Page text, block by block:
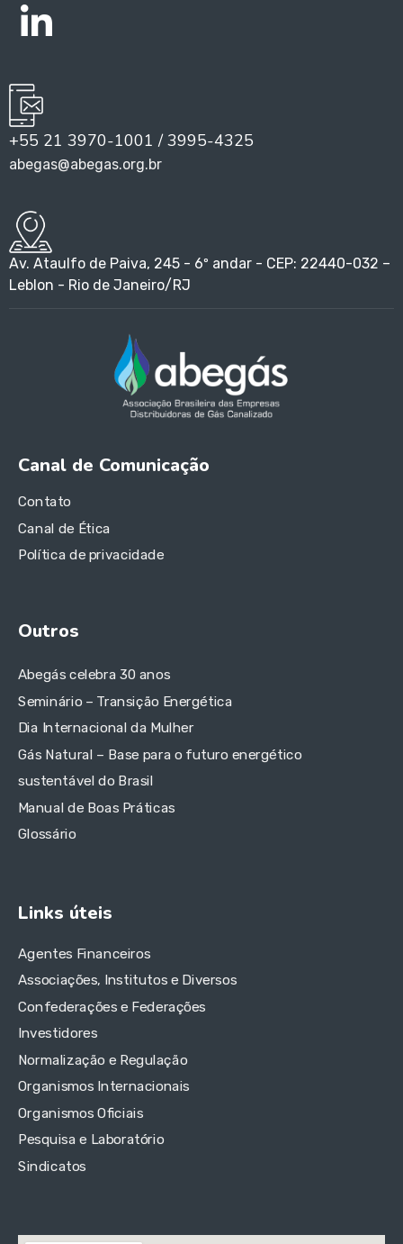
+55 21 3970-1001 / 3995-4325
abegas@abegas.org.br
Av. Ataulfo de Paiva, 245 - 6º andar - CEP: 22440-032 –
Leblon - Rio de Janeiro/RJ
Canal de Comunicação
Contato
Canal de Ética
Política de privacidade
Outros
Abegás celebra 30 anos
Seminário – Transição Energética
Dia Internacional da Mulher
Gás Natural – Base para o futuro energético
sustentável do Brasil
Manual de Boas Práticas
Glossário
Links úteis
Agentes Financeiros
Associações, Institutos e Diversos
Confederações e Federações
Investidores
Normalização e Regulação
Organismos Internacionais
Organismos Oficiais
Pesquisa e Laboratório
Sindicatos